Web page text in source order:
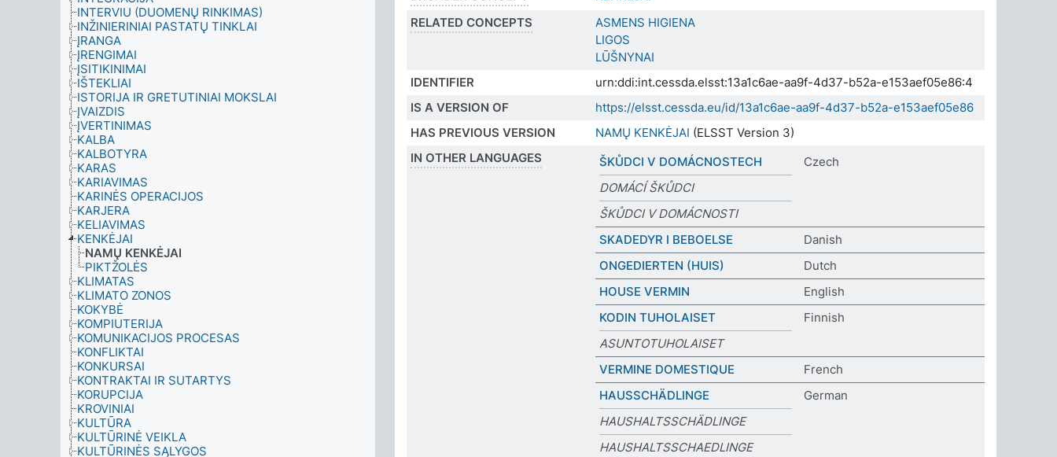
INTERVIU (DUOMENŲ RINKIMAS)
INŽINIERINIAI PASTATŲ TINKLAI
ĮRANGA
ĮRENGIMAI
ĮSITIKINIMAI
IŠTEKLIAI
ISTORIJA IR GRETUTINIAI MOKSLAI
ĮVAIZDIS
ĮVERTINIMAS
KALBA
KALBOTYRA
KARAS
KARIAVIMAS
KARINĖS OPERACIJOS
KARJERA
KELIAVIMAS
KENKĖJAI
NAMŲ KENKĖJAI
PIKTŽOLĖS
KLIMATAS
KLIMATO ZONOS
KOKYBĖ
KOMPIUTERIJA
KOMUNIKACIJOS PROCESAS
KONFLIKTAI
KONKURSAI
KONTRAKTAI IR SUTARTYS
KORUPCIJA
KROVINIAI
KULTŪRA
KULTŪRINĖ VEIKLA
KULTŪRINĖS SĄLYGOS
RELATED CONCEPTS
ASMENS HIGIENA
LIGOS
LŪŠNYNAI
IDENTIFIER
urn:ddi:int.cessda.elsst:13a1c6ae-aa9f-4d37-b52a-e153aef05e86:4
IS A VERSION OF
https://elsst.cessda.eu/id/13a1c6ae-aa9f-4d37-b52a-e153aef05e86
HAS PREVIOUS VERSION
NAMŲ KENKĖJAI (ELSST Version 3)
IN OTHER LANGUAGES
ŠKŮDCI V DOMÁCNOSTECH
Czech
DOMÁCÍ ŠKŮDCI
ŠKŮDCI V DOMÁCNOSTI
SKADEDYR I BEBOELSE
Danish
ONGEDIERTEN (HUIS)
Dutch
HOUSE VERMIN
English
KODIN TUHOLAISET
Finnish
ASUNTOTUHOLAISET
VERMINE DOMESTIQUE
French
HAUSSCHÄDLINGE
German
HAUSHALTSSCHÄDLINGE
HAUSHALTSSCHAEDLINGE